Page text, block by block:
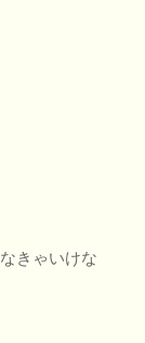
きゃいけな